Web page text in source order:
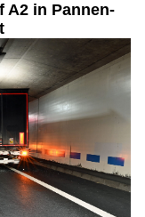
A2 in Pannen-